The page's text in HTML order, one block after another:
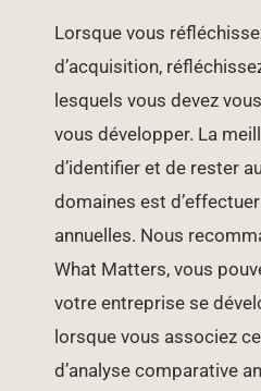
Lorsque vous
d’acquisition,
lesquels vous devez
vous développer. La
d’identifier et de rester
domaines est
annuelles. Nous
What Matters, vous
votre entreprise se
lorsque vous associez
d’analyse comparative